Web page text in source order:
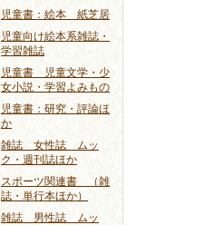
児童書：絵本 紙芝居
児童向け絵本系雑誌・
学習雑誌
児童書 児童文学・少
女小説・学習よみもの
児童書：研究・評論ほ
か
雑誌 女性誌 ムッ
ク・週刊誌ほか
スポーツ関連書 （雑
誌・単行本ほか）
雑誌 男性誌 ムッ